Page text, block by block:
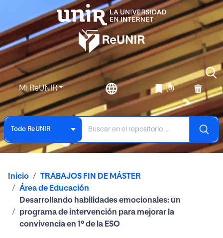
Mi ReUNIR (0)
Todo ReUNIR
Inicio
TRABAJOS FIN DE MÁSTER
Área de Educación
Desarrollando habilidades emocionales: un
programa de intervención para mejorar la
convivencia en 1º de la ESO